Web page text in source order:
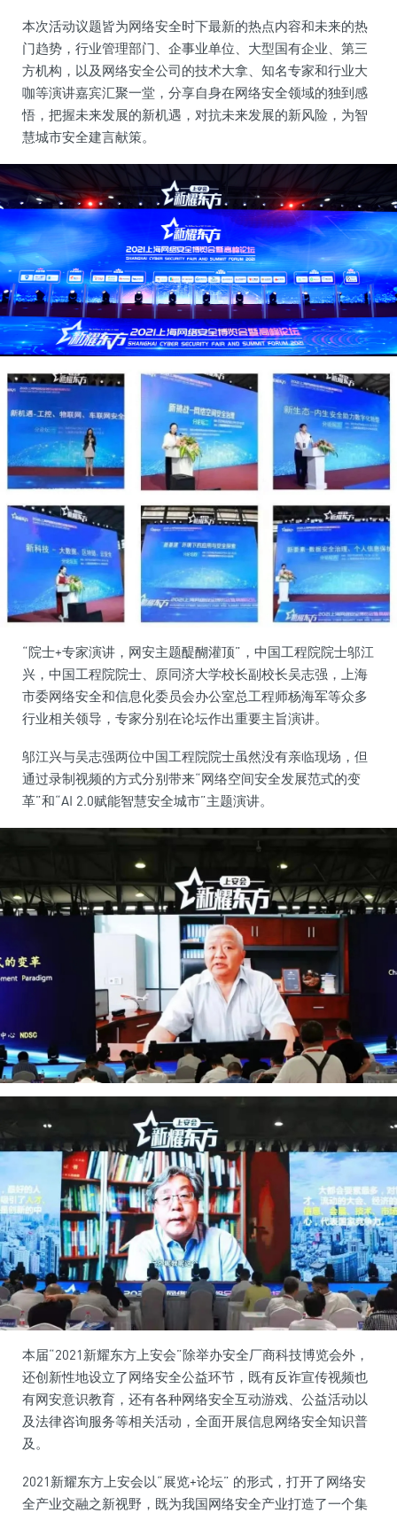
本次活动议题皆为网络安全时下最新的热点内容和未来的热
门趋势，行业管理部门、企事业单位、大型国有企业、第三
方机构，以及网络安全公司的技术大拿、知名专家和行业大
咖等演讲嘉宾汇聚一堂，分享自身在网络安全领域的独到感
悟，把握未来发展的新机遇，对抗未来发展的新风险，为智
慧城市安全建言献策。
“院士+专家演讲，网安主题醍醐灌顶”，中国工程院院士邬江
兴，中国工程院院士、原同济大学校长副校长吴志强，上海
市委网络安全和信息化委员会办公室总工程师杨海军等众多
行业相关领导，专家分别在论坛作出重要主旨演讲。
邬江兴与吴志强两位中国工程院院士虽然没有亲临现场，但
通过录制视频的方式分别带来“网络空间安全发展范式的变
革”和“AI 2.0赋能智慧安全城市”主题演讲。
本届“2021新耀东方上安会”除举办安全厂商科技博览会外，
还创新性地设立了网络安全公益环节，既有反诈宣传视频也
有网安意识教育，还有各种网络安全互动游戏、公益活动以
及法律咨询服务等相关活动，全面开展信息网络安全知识普
及。
2021新耀东方上安会以“展览+论坛” 的形式，打开了网络安
全产业交融之新视野，既为我国网络安全产业打造了一个集